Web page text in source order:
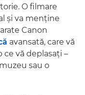
O filmare
şi va menţine
Canon
avansată, care vă
vă deplasaţi –
sau o